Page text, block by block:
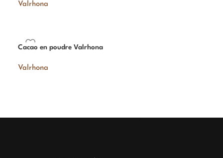
Valrhona
Cacao en poudre Valrhona
Valrhona